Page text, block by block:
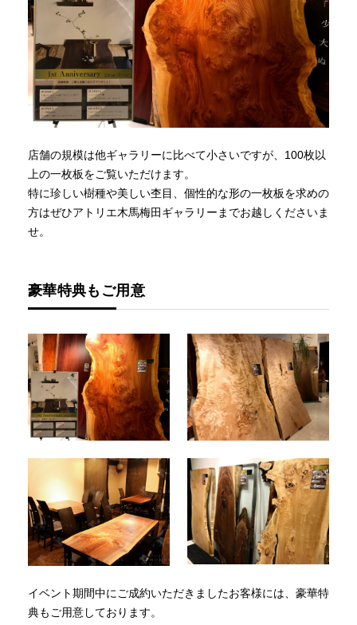
店舗の規模は他ギャラリーに比べて小さいですが、100枚以
上の一枚板をご覧いただけます。
特に珍しい樹種や美しい杢目、個性的な形の一枚板を求めの
方はぜひアトリエ木馬梅田ギャラリーまでお越しくださいま
せ。
豪華特典もご用意
イベント期間中にご成約いただきましたお客様には、豪華特
典もご用意しております。